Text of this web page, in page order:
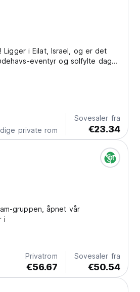
Ligger i Eilat, Israel, og er det
eventyr og solfylte dager
private rom
Sovesaler fra
€23.34
gruppen, åpnet vår
i
Privatrom
€56.67
Sovesaler fra
€50.54